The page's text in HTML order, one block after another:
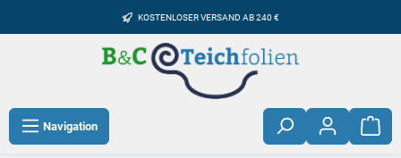
KOSTENLOSER VERSAND AB 240 €
Navigation